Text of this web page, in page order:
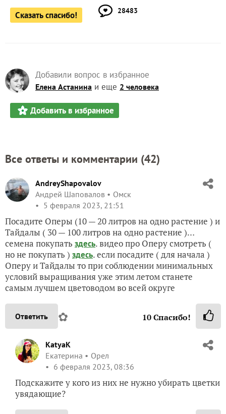
Сказать спасибо! 28483
Добавили вопрос в избранное
Елена Астанина и еще 2 человека
Добавить в избранное
Все ответы и комментарии (42)
AndreyShapovalov
Андрей Шаповалов
Омск
5 февраля 2023, 21:51
Посадите Оперы (10 — 20 литров на одно растение ) и
Тайдалы ( 30 — 100 литров на одно растение )…
семена покупать здесь. видео про Оперу смотреть (
но не покупать ) здесь. если посадите ( для начала )
Оперу и Тайдалы то при соблюдении минимальных
условий выращивания уже этим летом станете
самым лучшем цветоводом во всей округе
Ответить ✿ 10Спасибо!
KatyaK
Екатерина
Орел
6 февраля 2023, 08:36
Подскажите у кого из них не нужно убирать цветки
увядающие?